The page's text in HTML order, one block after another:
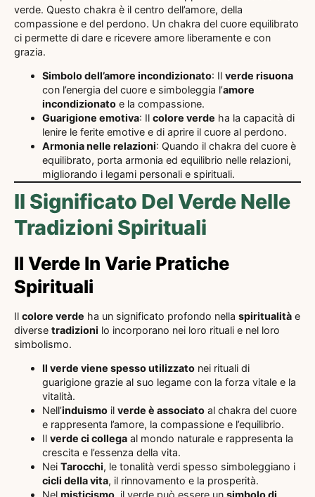
verde. Questo chakra è il centro dell’amore, della
compassione e del perdono. Un chakra del cuore equilibrato
ci permette di dare e ricevere amore liberamente e con
grazia.
Simbolo dell’amore incondizionato: Il verde risuona
con l’energia del cuore e simboleggia l’amore
incondizionato e la compassione.
Guarigione emotiva: Il colore verde ha la capacità di
lenire le ferite emotive e di aprire il cuore al perdono.
Armonia nelle relazioni: Quando il chakra del cuore è
equilibrato, porta armonia ed equilibrio nelle relazioni,
migliorando i legami personali e spirituali.
Il Significato Del Verde Nelle
Tradizioni Spirituali
Il Verde In Varie Pratiche
Spirituali
Il colore verde ha un significato profondo nella spiritualità e
diverse tradizioni lo incorporano nei loro rituali e nel loro
simbolismo.
Il verde viene spesso utilizzato nei rituali di
guarigione grazie al suo legame con la forza vitale e la
vitalità.
Nell’induismo il verde è associato al chakra del cuore
e rappresenta l’amore, la compassione e l’equilibrio.
Il verde ci collega al mondo naturale e rappresenta la
crescita e l’essenza della vita.
Nei Tarocchi, le tonalità verdi spesso simboleggiano i
cicli della vita, il rinnovamento e la prosperità.